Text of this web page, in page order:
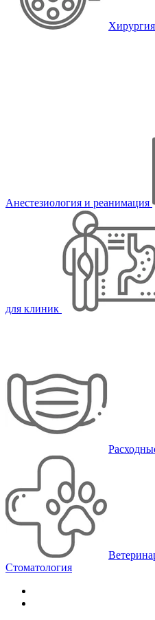
Хирургия
Анестезиология и реанимация
для клиник
Стоматология